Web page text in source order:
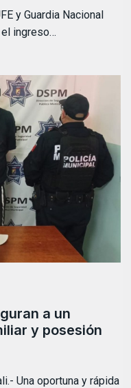
y Guardia Nacional
el ingreso…
a un
y posesión
Una oportuna y rápida